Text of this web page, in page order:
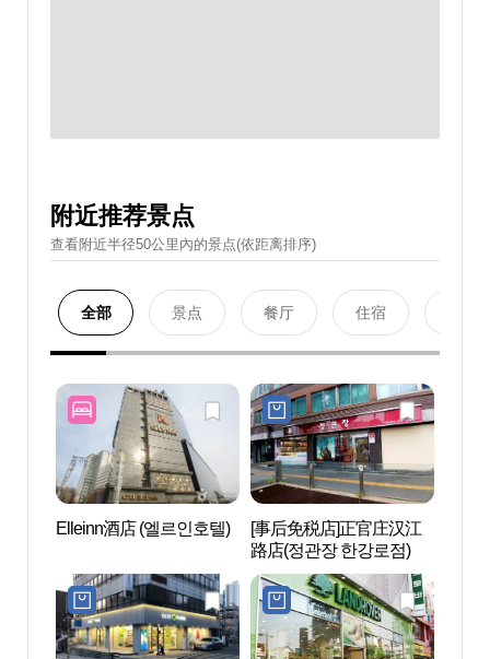
附近推荐景点
查看附近半径50公里內的景点(依距离排序)
全部 景点 餐厅 住宿
Elleinn酒店 (엘르인호텔)
[事后免税店]正官庄汉江
路店(정관장 한강로점)